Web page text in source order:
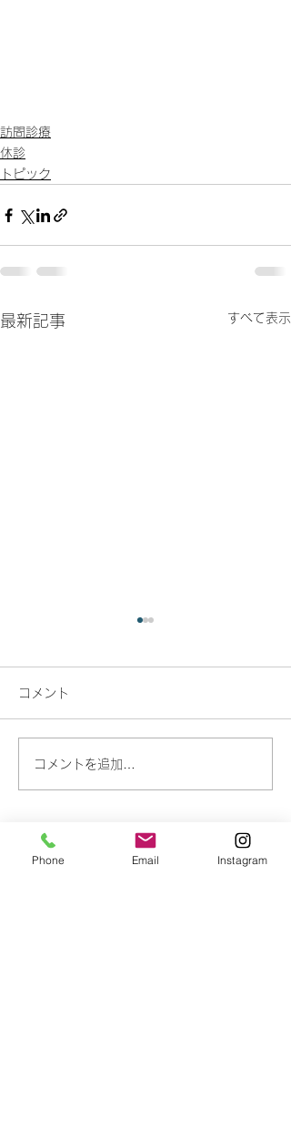
訪問診療
休診
トピック
最新記事 すべて表示
コメント
コメントを追加…
​予約・問い合わせ
Phone Email Instagram